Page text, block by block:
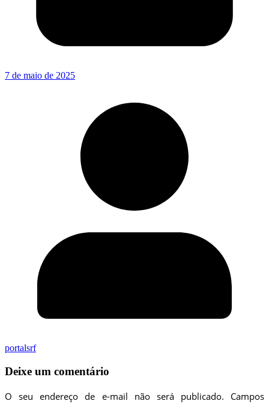
7 de maio de 2025
portalsrf
Deixe um comentário
O seu endereço de e-mail não será publicado.
Campos